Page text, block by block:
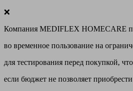
❌
Компания MEDIFLEX HOMECARE
во временное пользование на
для тестирования перед покупкой,
если бюджет не позволяет